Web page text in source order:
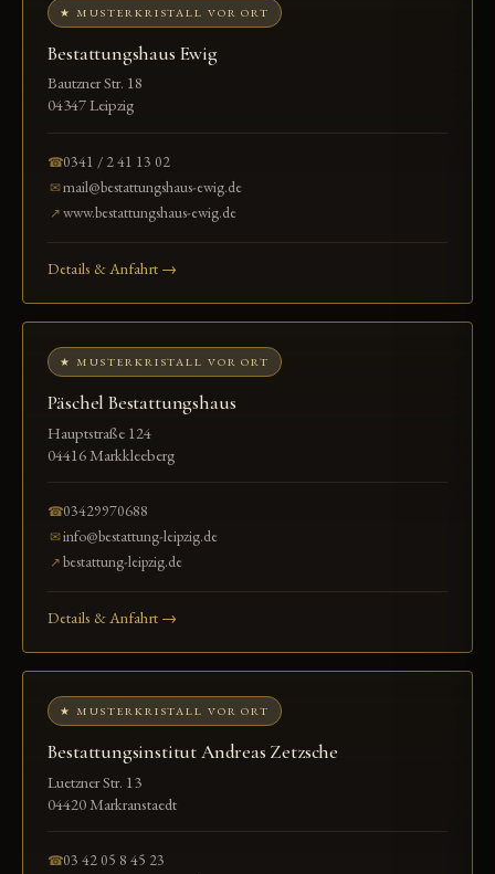
★ MUSTERKRISTALL VOR ORT
Bestattungshaus Ewig
Bautzner Str. 18
04347 Leipzig
☎0341 / 2 41 13 02
✉mail@bestattungshaus-ewig.de
↗www.bestattungshaus-ewig.de
Details & Anfahrt →
★ MUSTERKRISTALL VOR ORT
Päschel Bestattungshaus
Hauptstraße 124
04416 Markkleeberg
☎03429970688
✉info@bestattung-leipzig.de
↗bestattung-leipzig.de
Details & Anfahrt →
★ MUSTERKRISTALL VOR ORT
Bestattungsinstitut Andreas Zetzsche
Luetzner Str. 13
04420 Markranstaedt
☎03 42 05 8 45 23